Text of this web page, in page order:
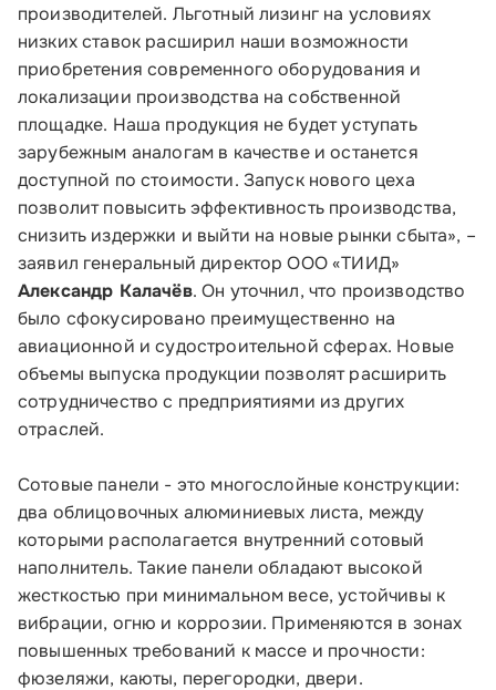
Малому и среднему бизнесу
Банкам и финансовым организациям
Инфраструктуре поддержки
О Корпорации
Блог
Контакты
Соцсети
производителей. Льготный лизинг на условиях
низких ставок расширил наши возможности
приобретения современного оборудования и
локализации производства на собственной
площадке. Наша продукция не будет уступать
зарубежным аналогам в качестве и останется
доступной по стоимости. Запуск нового цеха
позволит повысить эффективность производства,
снизить издержки и выйти на новые рынки сбыта», –
заявил генеральный директор ООО «ТИИД»
Александр Калачёв. Он уточнил, что производство
было сфокусировано преимущественно на
авиационной и судостроительной сферах. Новые
объемы выпуска продукции позволят расширить
сотрудничество с предприятиями из других
отраслей.
Сотовые панели - это многослойные конструкции:
два облицовочных алюминиевых листа, между
которыми располагается внутренний сотовый
наполнитель. Такие панели обладают высокой
жесткостью при минимальном весе, устойчивы к
вибрации, огню и коррозии. Применяются в зонах
повышенных требований к массе и прочности:
фюзеляжи, каюты, перегородки, двери.